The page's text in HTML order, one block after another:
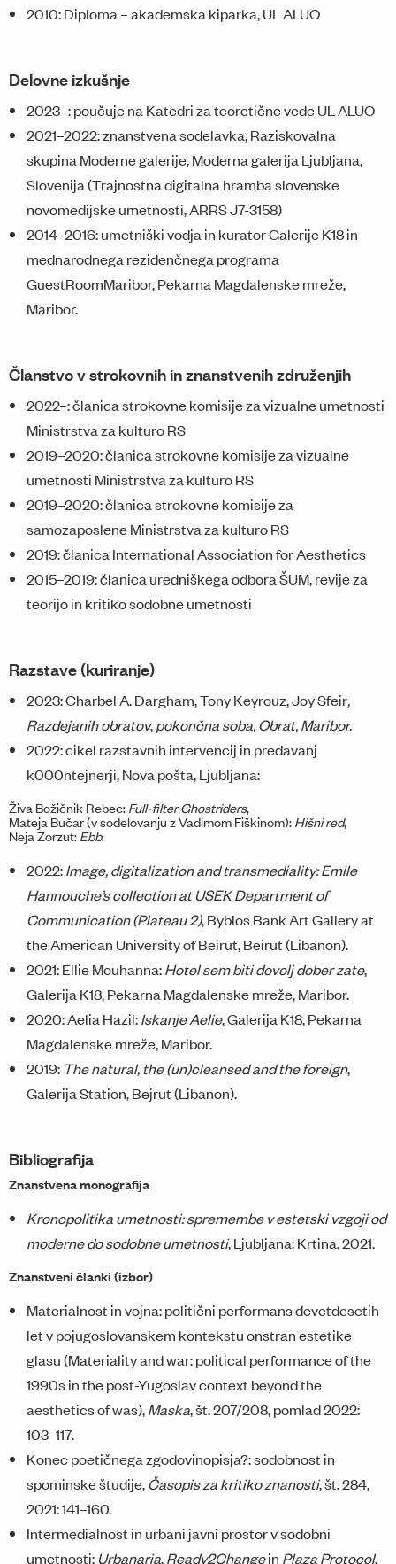
2010: Diploma – akademska kiparka, UL ALUO
Delovne izkušnje
2023–: poučuje na Katedri za teoretične vede UL ALUO
2021–2022: znanstvena sodelavka, Raziskovalna
skupina Moderne galerije, Moderna galerija Ljubljana,
Slovenija (Trajnostna digitalna hramba slovenske
novomedijske umetnosti, ARRS J7-3158)
2014–2016: umetniški vodja in kurator Galerije K18 in
mednarodnega rezidenčnega programa
GuestRoomMaribor, Pekarna Magdalenske mreže,
Maribor.
Članstvo v strokovnih in znanstvenih združenjih
2022–: članica strokovne komisije za vizualne umetnosti
Ministrstva za kulturo RS
2019–2020: članica strokovne komisije za vizualne
umetnosti Ministrstva za kulturo RS
2019–2020: članica strokovne komisije za
samozaposlene Ministrstva za kulturo RS
2019: članica International Association for Aesthetics
2015–2019: članica uredniškega odbora ŠUM, revije za
teorijo in kritiko sodobne umetnosti
Razstave (kuriranje)
2023: Charbel A. Dargham, Tony Keyrouz, Joy Sfeir,
Razdejanih obratov,pokončna soba, Obrat, Maribor.
2022: cikel razstavnih intervencij in predavanj
k000ntejnerji, Nova pošta, Ljubljana:
Živa Božičnik Rebec:Full-filter Ghostriders,
Mateja Bučar (v sodelovanju z Vadimom Fiškinom):Hišni red,
Neja Zorzut:Ebb.
2022:Image, digitalization and transmediality: Emile
Hannouche’s collection at USEK Department of
Communication (Plateau 2), Byblos Bank Art Gallery at
the American University of Beirut, Beirut (Libanon).
2021: Ellie Mouhanna:Hotel sem biti dovolj dober zate,
Galerija K18, Pekarna Magdalenske mreže, Maribor.
2020: Aelia Hazil:Iskanje Aelie, Galerija K18, Pekarna
Magdalenske mreže, Maribor.
2019: The natural, the (un)cleansed and the foreign,
Galerija Station, Bejrut (Libanon).
Bibliografija
Znanstvena monografija
Kronopolitika umetnosti: spremembe v estetski vzgoji od
moderne do sodobne umetnosti, Ljubljana: Krtina, 2021.
Znanstveni članki (izbor)
Materialnost in vojna: politični performans devetdesetih
let v pojugoslovanskem kontekstu onstran estetike
glasu (Materiality and war: political performance of the
1990s in the post-Yugoslav context beyond the
aesthetics of was),Maska, št. 207/208, pomlad 2022:
103–117.
Konec poetičnega zgodovinopisja?: sodobnost in
spominske študije,Časopis za kritiko znanosti, št. 284,
2021: 141–160.
Intermedialnost in urbani javni prostor v sodobni
umetnosti:Urbanaria,Ready2Changein Plaza Protocol,